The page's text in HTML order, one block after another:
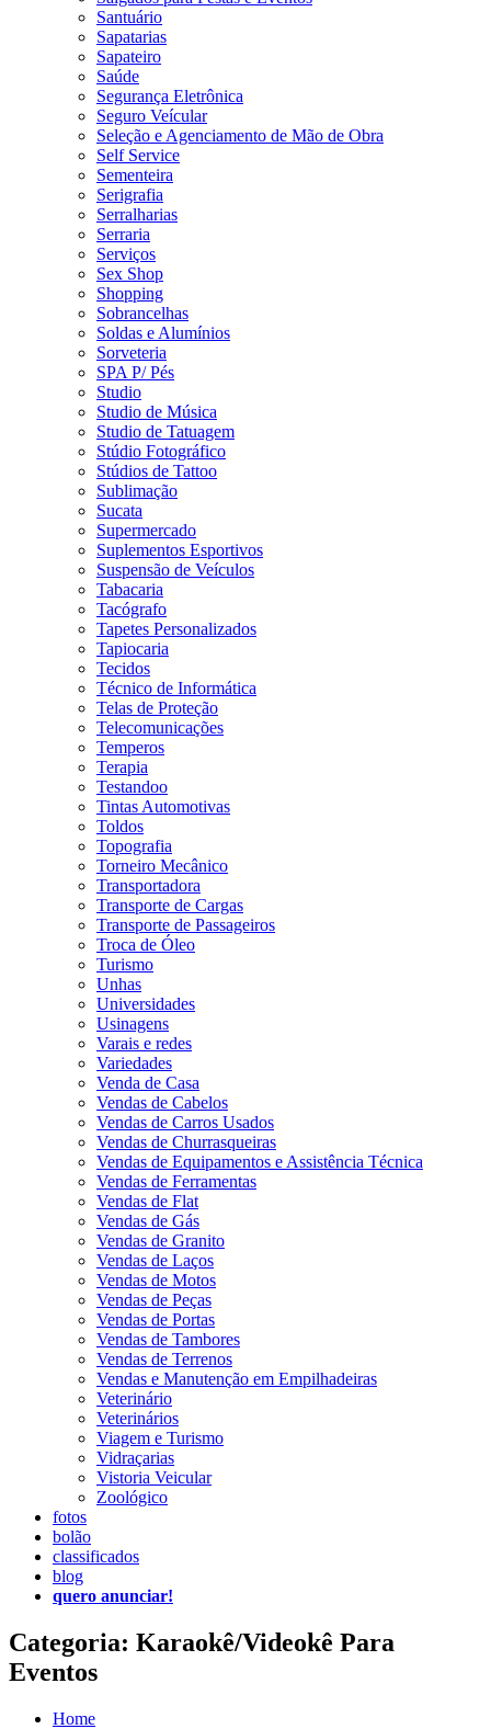
Santuário
Sapatarias
Sapateiro
Saúde
Segurança Eletrônica
Seguro Veícular
Seleção e Agenciamento de Mão de Obra
Self Service
Sementeira
Serigrafia
Serralharias
Serraria
Serviços
Sex Shop
Shopping
Sobrancelhas
Soldas e Alumínios
Sorveteria
SPA P/ Pés
Studio
Studio de Música
Studio de Tatuagem
Stúdio Fotográfico
Stúdios de Tattoo
Sublimação
Sucata
Supermercado
Suplementos Esportivos
Suspensão de Veículos
Tabacaria
Tacógrafo
Tapetes Personalizados
Tapiocaria
Tecidos
Técnico de Informática
Telas de Proteção
Telecomunicações
Temperos
Terapia
Testandoo
Tintas Automotivas
Toldos
Topografia
Torneiro Mecânico
Transportadora
Transporte de Cargas
Transporte de Passageiros
Troca de Óleo
Turismo
Unhas
Universidades
Usinagens
Varais e redes
Variedades
Venda de Casa
Vendas de Cabelos
Vendas de Carros Usados
Vendas de Churrasqueiras
Vendas de Equipamentos e Assistência Técnica
Vendas de Ferramentas
Vendas de Flat
Vendas de Gás
Vendas de Granito
Vendas de Laços
Vendas de Motos
Vendas de Peças
Vendas de Portas
Vendas de Tambores
Vendas de Terrenos
Vendas e Manutenção em Empilhadeiras
Veterinário
Veterinários
Viagem e Turismo
Vidraçarias
Vistoria Veicular
Zoológico
fotos
bolão
classificados
blog
quero anunciar!
Categoria: Karaokê/Videokê Para
Eventos
Home